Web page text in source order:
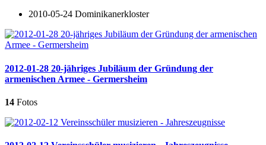
2010-05-24 Dominikanerkloster
2012-01-28 20-jähriges Jubiläum der Gründung der
armenischen Armee - Germersheim
14 Fotos